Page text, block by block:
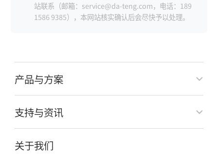
站联系（邮箱：service@da-teng.com，电话：189
1586 9385），本网站核实确认后会尽快予以处理。
产品与方案
支持与资讯
关于我们